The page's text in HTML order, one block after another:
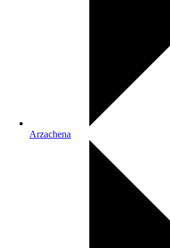
Arzachena